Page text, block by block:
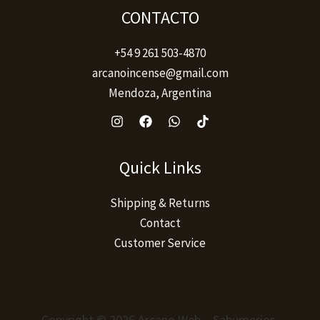
CONTACTO
+54 9 261 503-4870
arcanoincense@gmail.com
Mendoza, Argentina
Quick Links
Shipping & Returns
Contact
Customer Service